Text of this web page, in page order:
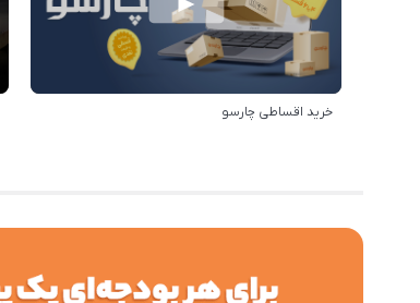
خرید اقساطی چارسو